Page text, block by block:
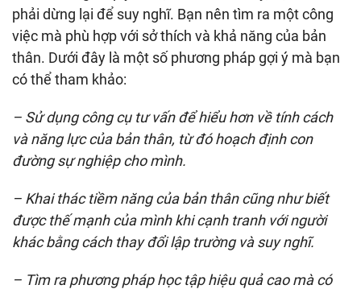
phải dừng lại để suy nghĩ. Bạn nên tìm ra một công
việc mà phù hợp với sở thích và khả năng của bản
thân. Dưới đây là một số phương pháp gợi ý mà bạn
có thể tham khảo:
– Sử dụng công cụ tư vấn để hiểu hơn về tính cách
và năng lực của bản thân, từ đó hoạch định con
đường sự nghiệp cho mình.
– Khai thác tiềm năng của bản thân cũng như biết
được thế mạnh của mình khi cạnh tranh với người
khác bằng cách thay đổi lập trường và suy nghĩ.
– Tìm ra phương pháp học tập hiệu quả cao mà có